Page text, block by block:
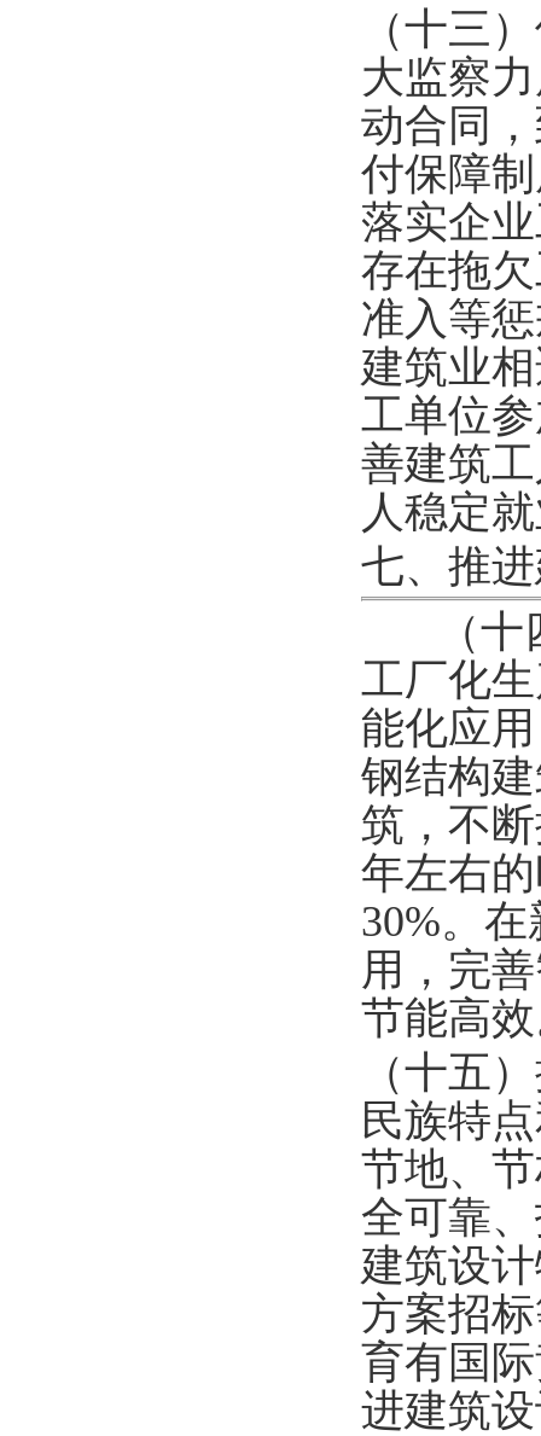
（十三
大监察
动合同
付保障
落实企
存在拖
准入等
建筑业
工单位
善建筑
人稳定
七、推
（
工厂化
能化应
钢结构
筑，不
年左右
30%。
用，完
节能高
（十五
民族特
节地、
全可靠
建筑设
方案招
育有国
进建筑